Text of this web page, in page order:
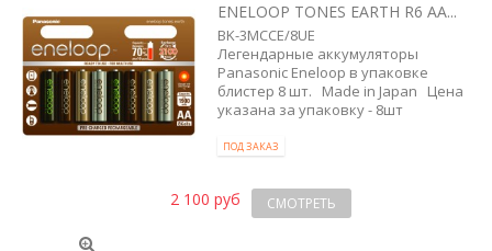
ENELOOP TONES EARTH R6 AA...
BK-3MCCE/8UE
Легендарные аккумуляторы
Panasonic Eneloop в упаковке
блистер 8 шт. Made in Japan Цена
указана за упаковку - 8шт
ПОД ЗАКАЗ
2 100 руб СМОТРЕТЬ